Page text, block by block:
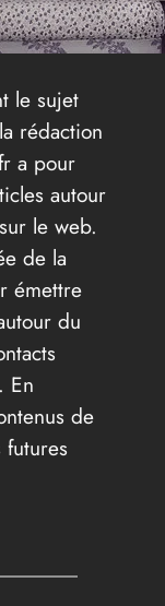
le sujet
rédaction
a pour
autour
le web.
de la
émettre
du
En
de
futures